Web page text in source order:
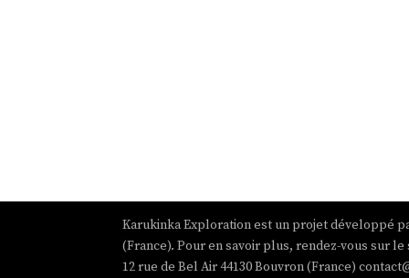
Karukinka Exploration est un projet développé
(France). Pour en savoir plus, rendez-vous sur
12 rue de Bel Air 44130 Bouvron (France)